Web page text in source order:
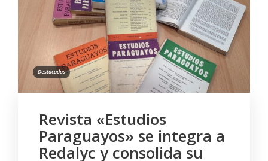
Destacadas
Revista «Estudios
Paraguayos» se integra a
Redalyc y consolida su